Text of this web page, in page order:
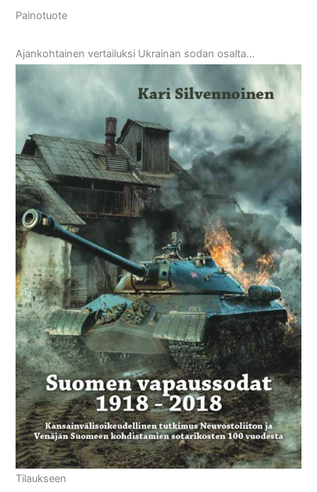
Painotuote
Ajankohtainen vertailuksi Ukrainan sodan osalta…
Tilaukseen